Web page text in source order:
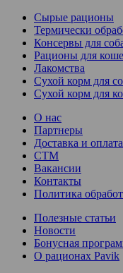
Сырые рационы
Термически
Консервы для
Рационы для
Лакомства
Сухой корм для
Сухой корм для
О нас
Партнеры
Доставка и оплата
СТМ
Вакансии
Контакты
Политика
Полезные статьи
Новости
Бонусная
О рационах Pavik